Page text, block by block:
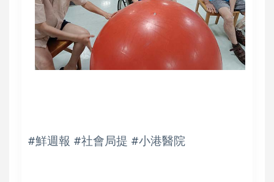
#鮮週報 #社會局提 #小港醫院